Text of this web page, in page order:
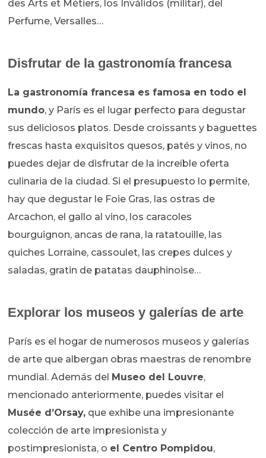
des Arts et Métiers, los Inválidos (militar), del
Perfume, Versalles…
Disfrutar de la gastronomía francesa
La gastronomía francesa es famosa en todo el
mundo, y París es el lugar perfecto para degustar
sus deliciosos platos. Desde croissants y baguettes
frescas hasta exquisitos quesos, patés y vinos, no
puedes dejar de disfrutar de la increíble oferta
culinaria de la ciudad. Si el presupuesto lo permite,
hay que degustar le Foie Gras, las ostras de
Arcachon, el gallo al vino, los caracoles
bourguignon, ancas de rana, la ratatouille, las
quiches Lorraine, cassoulet, las crepes dulces y
saladas, gratin de patatas dauphinoise…
Explorar los museos y galerías de arte
París es el hogar de numerosos museos y galerías
de arte que albergan obras maestras de renombre
mundial. Además del Museo del Louvre,
mencionado anteriormente, puedes visitar el
Musée d’Orsay, que exhibe una impresionante
colección de arte impresionista y
postimpresionista, o el Centro Pompidou,